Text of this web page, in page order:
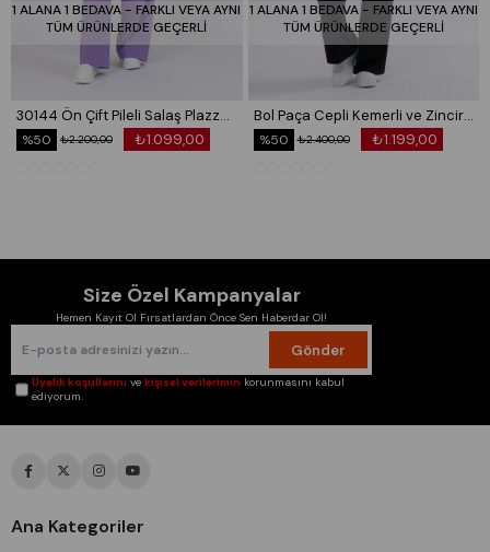
1 ALANA 1 BEDAVA - FARKLI VEYA AYNI
TÜM ÜRÜNLERDE GEÇERLİ
30144 Ön Çift Pileli Salaş Plazzo Cepli Pantolon
₺1.099,00
₺2.200,00
%50
1 ALANA 1 BEDAVA - FARKLI VEYA AYNI
TÜM ÜRÜNLERDE GEÇERLİ
Bol Paça Cepli Kemerli ve Zincir Detaylı Atlas Kumaş Pantolon 30024
₺1.199,00
₺2.400,00
%50
Size Özel Kampanyalar
Hemen Kayıt Ol Fırsatlardan Önce Sen Haberdar Ol!
Gönder
Üyelik koşullarını vekişisel verilerimin korunmasını kabul
ediyorum.
Ana Kategoriler